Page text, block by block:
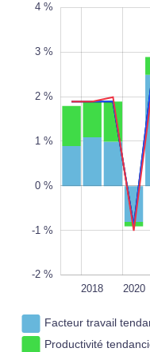
-2 %
4 %
3 %
2 %
1 %
0 %
-1 %
-2 %
2018 2020
Facteur travail
Productivité